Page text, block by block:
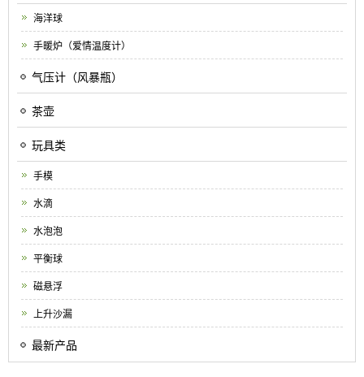
海洋球
手暖炉（爱情温度计）
气压计（风暴瓶）
茶壶
玩具类
手模
水滴
水泡泡
平衡球
磁悬浮
上升沙漏
最新产品